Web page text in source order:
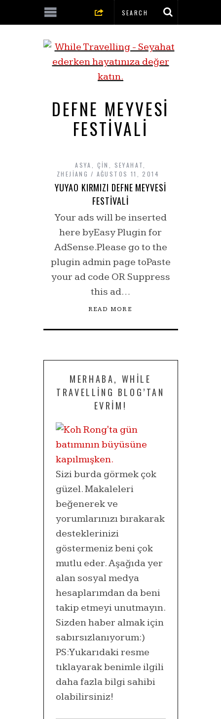
DEFNE MEYVESI
FESTIVALI
ASYA ÇIN SEYAHAT
ZHEJIANG
AĞUSTOS 11, 2014
YUYAO KIRMIZI DEFNE MEYVESI
FESTIVALI
Your ads will be inserted
here byEasy Plugin for
AdSense.Please go to the
plugin admin page toPaste
your ad code OR Suppress
this ad…
READ MORE
MERHABA, WHILE
TRAVELLING BLOG’TAN
EVRIM!
Sizi burda görmek çok
güzel. Makaleleri
beğenerek ve
yorumlarınızı bırakarak
desteklerinizi
göstermeniz beni çok
mutlu eder. Aşağıda yer
alan sosyal medya
hesaplarımdan da beni
takip etmeyi unutmayın.
Sizden haber almak için
sabırsızlanıyorum:)
PS: Yukarıdaki resme
tıklayarak benimle ilgili
daha fazla bilgi sahibi
olabilirsiniz!